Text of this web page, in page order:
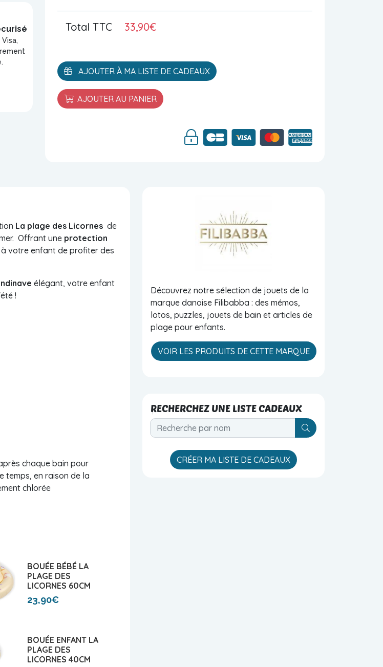
Total TTC 33,90€
AJOUTER À MA LISTE DE CADEAUX
AJOUTER AU PANIER
La plage des Licornes de
Offrant une protection
votre enfant de profiter des
élégant, votre enfant
!
chaque bain pour
temps, en raison de la
chlorée
BOUÉE BÉBÉ LA
PLAGE DES
LICORNES 60CM
23,90€
BOUÉE ENFANT LA
PLAGE DES
LICORNES 40CM
Découvrez notre sélection de jouets de la
marque danoise Filibabba : des mémos,
lotos, puzzles, jouets de bain et articles de
plage pour enfants.
VOIR LES PRODUITS DE CETTE MARQUE
RECHERCHEZ UNE LISTE CADEAUX
CRÉER MA LISTE DE CADEAUX